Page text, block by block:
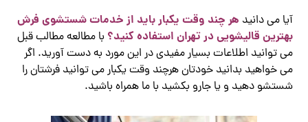
آیا می دانید هر چند وقت یکبار باید از خدمات شستشوی فرش
بهترین قالیشویی در تهران استفاده کنید؟ با مطالعه مطالب قبل
می توانید اطلاعات بسیار مفیدی در این مورد به دست آورید. اگر
می خواهید بدانید خودتان هرچند وقت یکبار می توانید فرشتان را
شستشو دهید و یا جارو بکشید با ما همراه باشید.